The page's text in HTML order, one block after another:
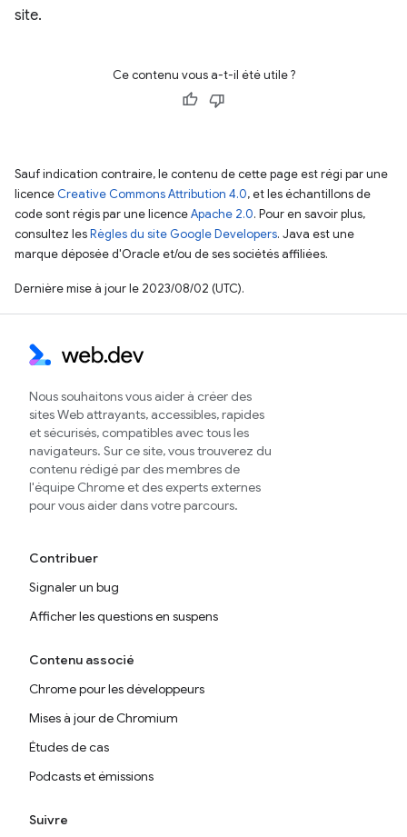
site.
Ce contenu vous a-t-il été utile ?
Sauf indication contraire, le contenu de cette page est régi par une
licence Creative Commons Attribution 4.0, et les échantillons de
code sont régis par une licenceApache 2.0. Pour en savoir plus,
consultez lesRègles du site Google Developers. Java est une
marque déposée d'Oracle et/ou de ses sociétés affiliées.
Dernière mise à jour le 2023/08/02 (UTC).
Nous souhaitons vous aider à créer des
sites Web attrayants, accessibles, rapides
et sécurisés, compatibles avec tous les
navigateurs. Sur ce site, vous trouverez du
contenu rédigé par des membres de
l'équipe Chrome et des experts externes
pour vous aider dans votre parcours.
Contribuer
Signaler un bug
Afficher les questions en suspens
Contenu associé
Chrome pour les développeurs
Mises à jour de Chromium
Études de cas
Podcasts et émissions
Suivre